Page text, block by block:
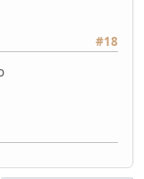
#18